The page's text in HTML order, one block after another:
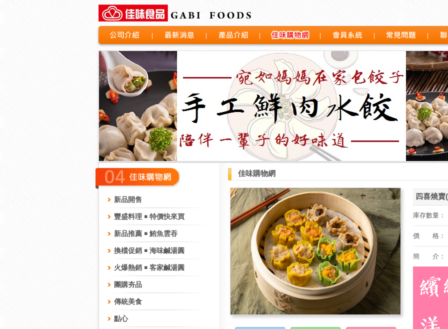
公司介紹 最新消息 產品介紹 佳味購物網 會員系統 常見問題 聯絡
新品開售
豐盛料理 ￭ 特價快來買
新品推薦 ￭ 鮪魚雲吞
換檔促銷 ￭ 海味鹹湯圓
火爆熱銷 ￭ 客家鹹湯圓
團購夯品
傳統美食
點心
佳味購物網
四喜燒
庫存數量：
價 格：
簡 介：